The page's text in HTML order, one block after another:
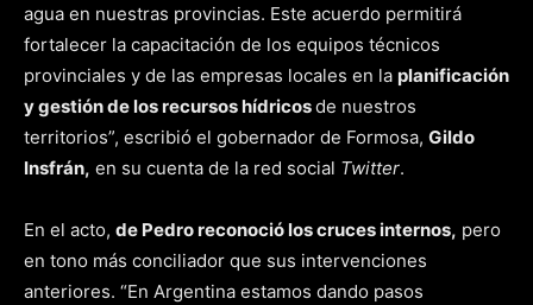
agua en nuestras provincias. Este acuerdo permitirá
fortalecer la capacitación de los equipos técnicos
provinciales y de las empresas locales en la planificación
y gestión de los recursos hídricosde nuestros
territorios”, escribió el gobernador de Formosa, Gildo
Insfrán, en su cuenta de la red social Twitter.
En el acto, de Pedro reconoció los cruces internos, pero
en tono más conciliador que sus intervenciones
anteriores. “En Argentina estamos dando pasos